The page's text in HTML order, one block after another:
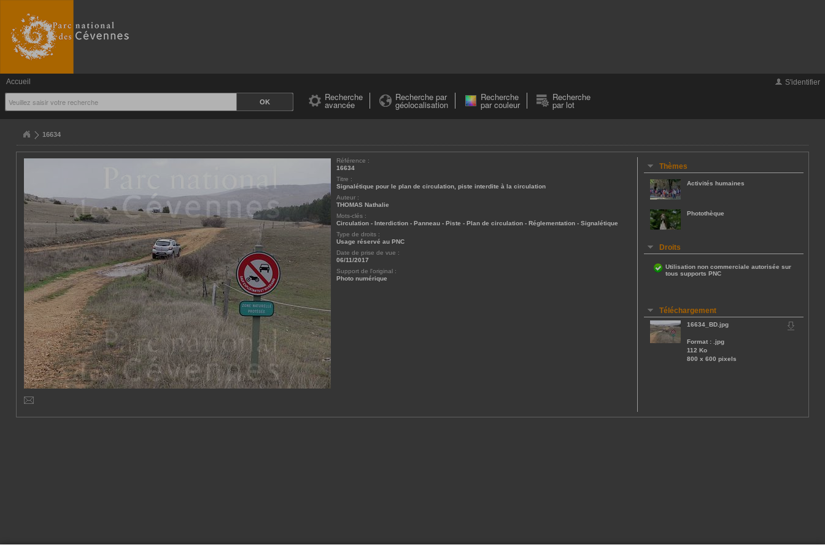
Accueil S'identifier
Recherche
avancée
Recherche par
géolocalisation
Recherche
par couleur
Recherche
par lot
16634
Référence :
16634
Titre :
Signalétique pour le plan de circulation, piste interdite à la circulation
Auteur :
THOMAS Nathalie
Mots-clés :
Circulation - Interdiction - Panneau - Piste - Plan de circulation - Réglementation - Signalétique
Type de droits :
Usage réservé au PNC
Date de prise de vue :
06/11/2017
Support de l'original :
Photo numérique
Thèmes
Activités humaines
Photothèque
Droits
Utilisation non commerciale autorisée sur
tous supports PNC
Téléchargement
16634_BD.jpg
Format : .jpg
112 Ko
800 x 600 pixels